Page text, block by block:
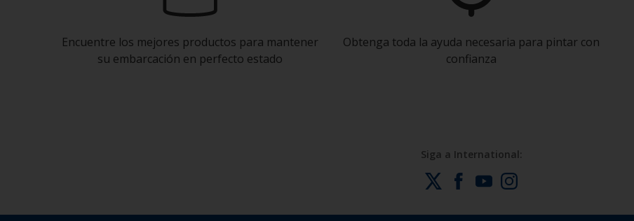
Encuentre los mejores productos para mantener
su embarcación en perfecto estado
Obtenga toda la ayuda necesaria para pintar con
confianza
Siga a International: